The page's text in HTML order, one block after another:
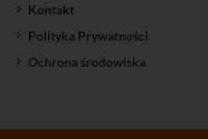
Kontakt
Polityka Prywatności
Ochrona środowiska